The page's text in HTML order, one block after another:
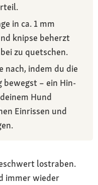
in ca. 1 mm
knipse beherzt
zu quetschen.
nach, indem du die
bewegst – ein Hin-
Hund
Einrissen und
lostraben.
immer wieder